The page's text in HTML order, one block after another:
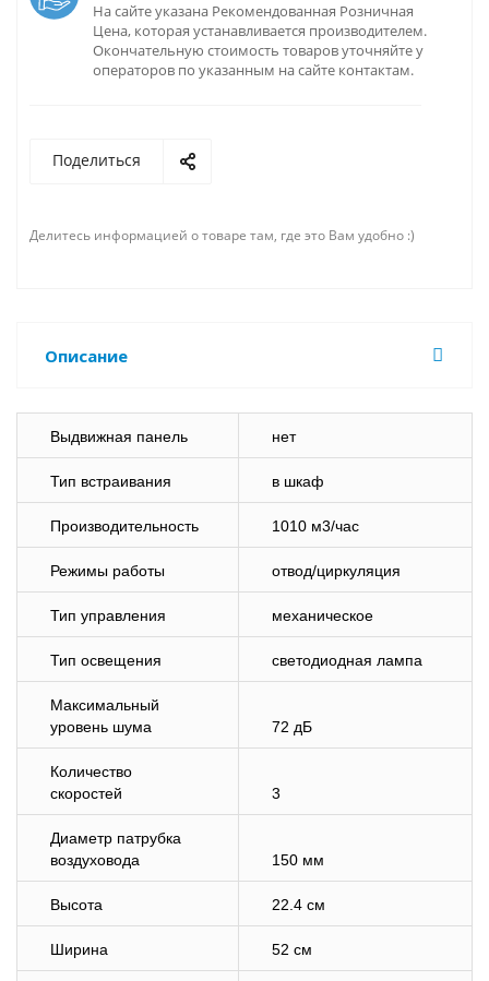
На сайте указана Рекомендованная Розничная
Цена, которая устанавливается производителем.
Окончательную стоимость товаров уточняйте у
операторов по указанным на сайте контактам.
Поделиться
Делитесь информацией о товаре там, где это Вам удобно :)
Описание
Выдвижная панель нет
Тип встраивания в шкаф
Производительность 1010 м3/час
Режимы работы отвод/циркуляция
Тип управления механическое
Тип освещения светодиодная лампа
Максимальный
уровень шума
72 дБ
Количество
скоростей
3
Диаметр патрубка
воздуховода
150 мм
Высота 22.4 см
Ширина 52 см